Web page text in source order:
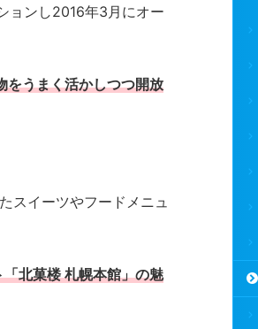
ョンし2016年3月にオー
をうまく活かしつつ開放
スイーツやフードメニュ
北菓楼 札幌本館」の魅